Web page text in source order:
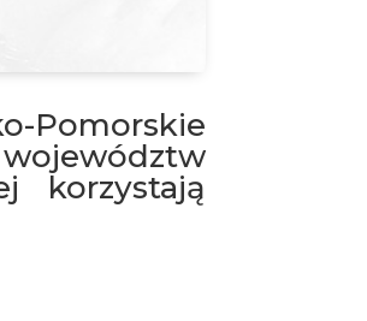
Pomorskie
korzystają